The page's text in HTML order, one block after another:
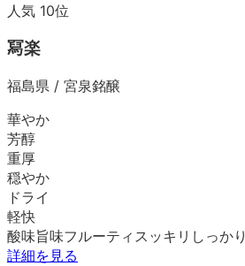
人気 10位
冩楽
福島県 / 宮泉銘醸
華やか
芳醇
重厚
穏やか
ドライ
軽快
酸味旨味フルーティ スッキリ しっかり
詳細を見る